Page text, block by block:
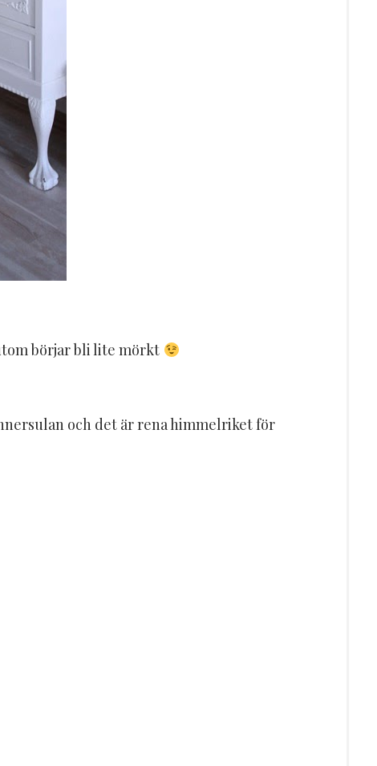
börjar bli lite mörkt
och det är rena himmelriket för